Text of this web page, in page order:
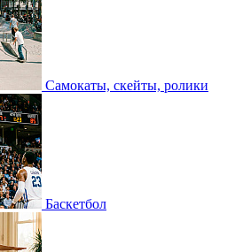
Самокаты, скейты, ролики
Баскетбол